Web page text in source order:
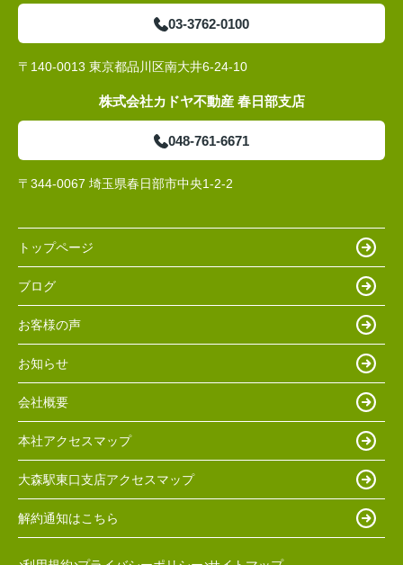
03-3762-0100
〒140-0013 東京都品川区南大井6-24-10
株式会社カドヤ不動産 春日部支店
048-761-6671
〒344-0067 埼玉県春日部市中央1-2-2
トップページ
ブログ
お客様の声
お知らせ
会社概要
本社アクセスマップ
大森駅東口支店アクセスマップ
解約通知はこちら